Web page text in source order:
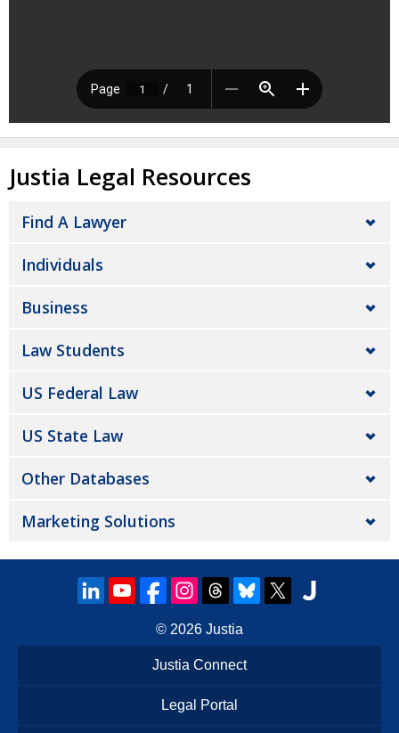
Justia Legal Resources
Find A Lawyer
Individuals
Business
Law Students
US Federal Law
US State Law
Other Databases
Marketing Solutions
© 2026 Justia
Justia Connect
Legal Portal